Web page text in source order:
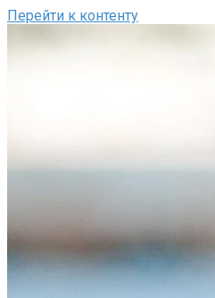
Перейти к контенту